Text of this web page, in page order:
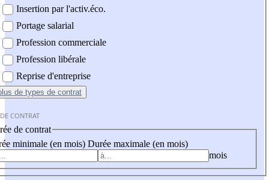
Insertion par l'activ.éco.
Portage salarial
Profession commerciale
Profession libérale
Reprise d'entreprise
de types de contrat
CONTRAT
de contrat
minimale (en mois) Durée maximale (en mois)
mois